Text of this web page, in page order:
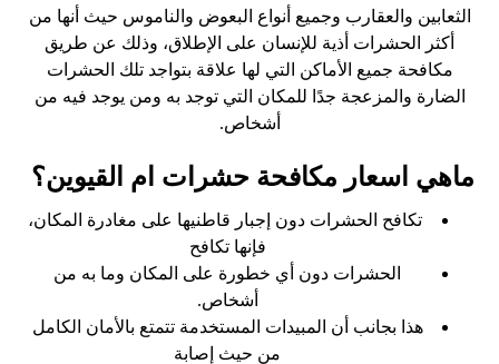
الثعابين والعقارب وجميع أنواع البعوض والناموس حيث أنها من
أكثر الحشرات أذية للإنسان على الإطلاق، وذلك عن طريق
مكافحة جميع الأماكن التي لها علاقة بتواجد تلك الحشرات
الضارة والمزعجة جدًا للمكان التي توجد به ومن يوجد فيه من
أشخاص.
ماهي اسعار مكافحة حشرات ام القيوين؟
تكافح الحشرات دون إجبار قاطنيها على مغادرة المكان،
فإنها تكافح
الحشرات دون أي خطورة على المكان وما به من
أشخاص.
هذا بجانب أن المبيدات المستخدمة تتمتع بالأمان الكامل
من حيث إصابة